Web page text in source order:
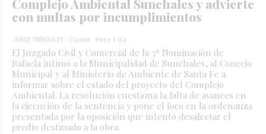
Complejo Ambiental Sunchales y advierte
con multas por incumplimientos
JORGE TRIBOULEY Ciudad Hace 1 día
El Juzgado Civil y Comercial de la 3ª Nominación de
Rafaela intimó a la Municipalidad de Sunchales, al Concejo
Municipal y al Ministerio de Ambiente de Santa Fe a
informar sobre el estado del proyecto del Complejo
Ambiental. La resolución cuestiona la falta de avances en
la ejecución de la sentencia y pone el foco en la ordenanza
presentada por la oposición que intentó desafectar el
predio destinado a la obra.